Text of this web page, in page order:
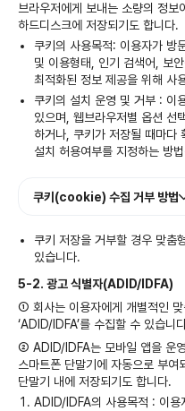
브라우저에게 보내는 소량의 정보
하드디스크에 저장되기도 합니다.
쿠키의 사용목적: 이용자가 방
및 이용형태, 인기 검색어, 보
최적화된 정보 제공을 위해 사
쿠키의 설치 운영 및 거부 : 이
있으며, 웹브라우저별 옵션 선
하거나, 쿠키가 저장될 때마다
설치 허용여부를 지정하는 방
쿠키(cookie) 수집 거부 방법
쿠키 저장을 거부할 경우 맞춤
있습니다.
5-2. 광고 식별자(ADID/IDFA)
① 회사는 이용자에게 개별적인 맞
‘ADID/IDFA’를 수집할 수 있습니
② ADID/IDFA는 모바일 앱을 운
스마트폰 단말기에 자동으로 부여
단말기 내에 저장되기도 합니다.
ADID/IDFA의 사용목적 : 이용